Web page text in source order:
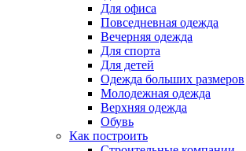
Для офиса
Повседневная одежда
Вечерняя одежда
Для спорта
Для детей
Одежда больших размеров
Молодежная одежда
Верхняя одежда
Обувь
Как построить